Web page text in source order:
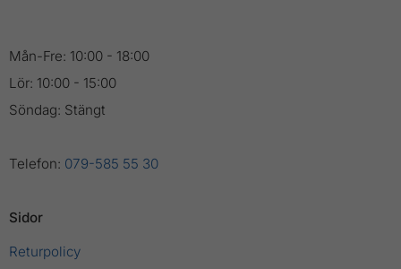
Mån-Fre: 10:00 - 18:00
Lör: 10:00 - 15:00
Söndag: Stängt
Telefon: 079-585 55 30
Sidor
Returpolicy